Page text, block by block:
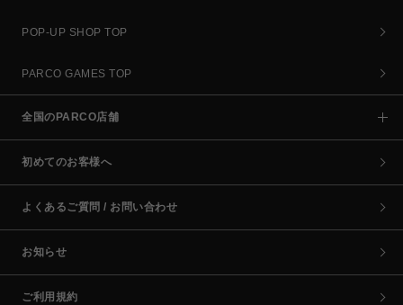
POP-UP SHOP TOP
PARCO GAMES TOP
全国のPARCO店舗
初めてのお客様へ
よくあるご質問 / お問い合わせ
お知らせ
ご利用規約